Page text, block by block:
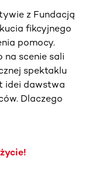
z Fundacją
fikcyjnego
pomocy.
na scenie sali
spektaklu
idei dawstwa
Dlaczego